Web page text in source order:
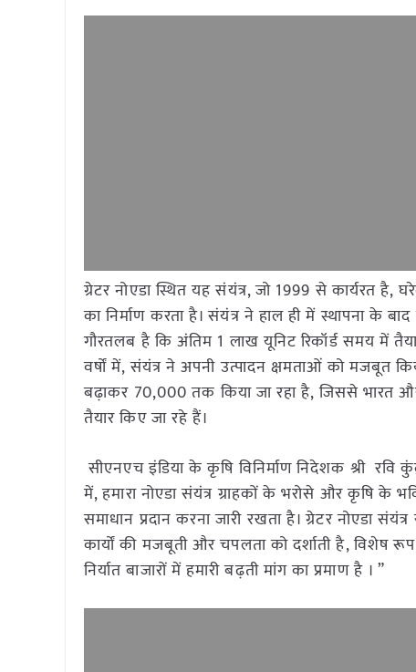
ग्रेटर नोएडा स्थित यह संयंत्र, जो 1999 से कार्यरत
का निर्माण करता है। संयंत्र ने हाल ही में स्थापना के
गौरतलब है कि अंतिम 1 लाख यूनिट रिकॉर्ड समय में
वर्षों में, संयंत्र ने अपनी उत्पादन क्षमताओं को मजबूत
बढ़ाकर 70,000 तक किया जा रहा है, जिससे भारत
तैयार किए जा रहे हैं।
सीएनएच इंडिया के कृषि विनिर्माण निदेशक श्री
में, हमारा नोएडा संयंत्र ग्राहकों के भरोसे और कृषि के
समाधान प्रदान करना जारी रखता है। ग्रेटर नोएडा
कार्यों की मजबूती और चपलता को दर्शाती है,
निर्यात बाजारों में हमारी बढ़ती मांग का प्रमाण है । ”